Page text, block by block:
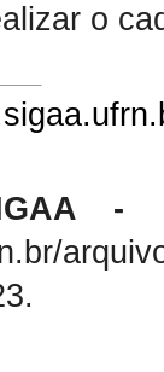
o
-